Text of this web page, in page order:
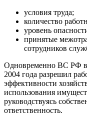
условия труда;
количество
уровень
принятые
сотрудников
Одновременно ВС РФ в
2004 года разрешил
эффективности
использования
руководствуясь
ответственность.